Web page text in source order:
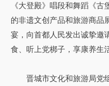
《大登殿》唱段和舞蹈《
的非遗文创产品和旅游商品
宴，向首都人民发出诚挚邀
食、听上党梆子，享康养生
晋城市文化和旅游局党